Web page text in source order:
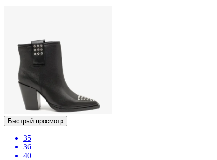
Быстрый просмотр
35
36
40